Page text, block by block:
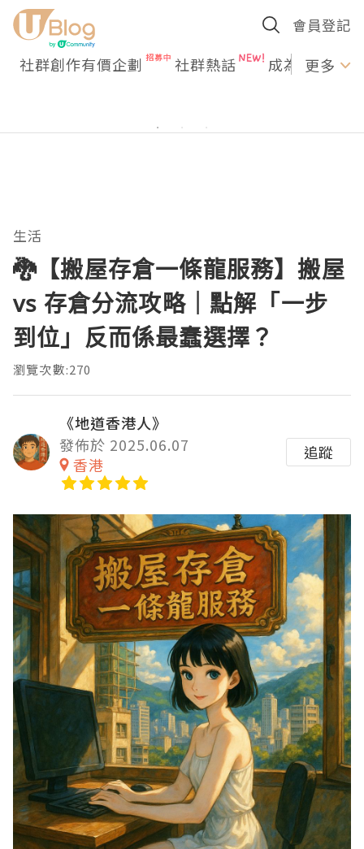
會員登記
社群創作有價企劃 社群熱話 成為U更多
生活
🐉【搬屋存倉一條龍服務】搬屋
vs 存倉分流攻略｜點解「一步
到位」反而係最蠢選擇？
瀏覽次數:270
《地道香港人》
發佈於 2025.06.07
香港
追蹤